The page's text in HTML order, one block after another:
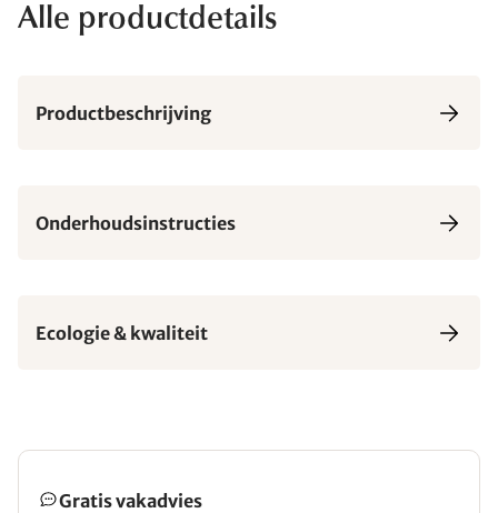
Alle productdetails
Productbeschrijving
Onderhoudsinstructies
Ecologie & kwaliteit
Gratis vakadvies